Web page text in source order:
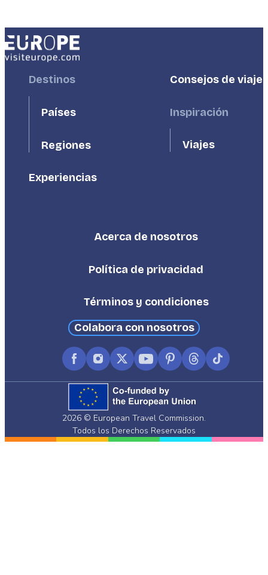
FooterDestinos
Países
Regiones
Experiencias
FooterConsejos de viaje
Inspiración
Viajes
Footer
Acerca de nosotros
Política de privacidad
Términos y condiciones
Colabora con nosotros
FacebookInstagram
X
(formerly
Twitter)
YouTubePinterest
ThreadsTikTok
2026 © European Travel Commission.
Todos los Derechos Reservados